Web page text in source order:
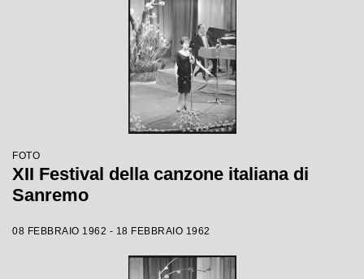
FOTO
XII Festival della canzone italiana di
Sanremo
08 FEBBRAIO 1962 - 18 FEBBRAIO 1962